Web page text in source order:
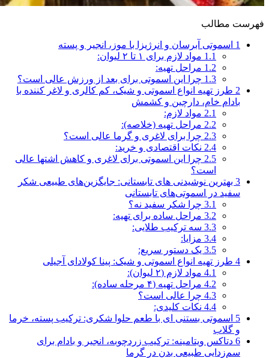
فهرست مطالب
1 اسموتی آبرسان و انرژیزا با موز، انجیر و پسته
1.1 مواد لازم برای ۱ تا ۲ لیوان:
1.2 مراحل تهیه:
1.3 چرا این اسموتی برای بعد از ورزش عالی است؟
2 طرز تهیه انواع اسموتی و شیک، کم‌ کالری و لاغر کننده با
بادام خام، دارچین و کشمش
2.1 مواد لازم:
2.2 مراحل تهیه (خلاصه):
2.3 چرا برای لاغری و گرما عالی است؟
2.4 نکات اقتصادی و خرید:
2.5 چرا این اسموتی برای لاغری و کاهش اشتها عالی
است؟
3 بهترین نوشیدنی های تابستانی: جایگزین‌های طبیعی شکر
سفید در اسموتی‌های تابستانی
3.1 چرا شکر سفید نه؟
3.2 مراحل ساده برای تهیه:
3.3 سه ترکیب طلایی:
3.4 مزایا:
3.5 یک دستور سریع:
4 طرز تهیه انواع اسموتی و شیک: پینا کولادای آجیلی
4.1 مواد لازم (۲ لیوان):
4.2 مراحل تهیه (۴ مرحله ساده):
4.3 چرا عالی است؟
4.4 نکات کلیدی:
5 اسموتی بستنی‌ ای با طعم حلوا شکری: ترکیب پسته، خرما
و گلاب
6 دتاکس ویتامینه: ترکیب زردچوبه، انجیر و بادام برای
سم‌زدایی طبیعی بدن در گرما